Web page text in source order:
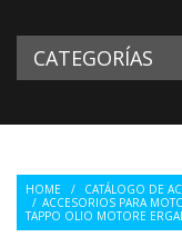
CATEGORÍAS
HOME / CATÁLOGO DE
/ ACCESORIOS PARA
TAPPO OLIO MOTORE